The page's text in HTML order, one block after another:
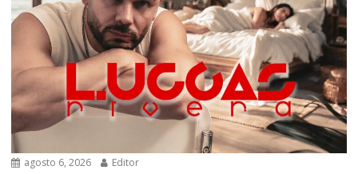
agosto 6, 2026 Editor